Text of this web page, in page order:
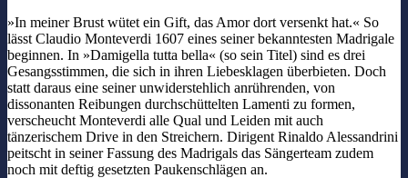
»In meiner Brust wütet ein Gift, das Amor dort versenkt hat.« So
lässt Claudio Monteverdi 1607 eines seiner bekanntesten Madrigale
beginnen. In »Damigella tutta bella« (so sein Titel) sind es drei
Gesangsstimmen, die sich in ihren Liebesklagen überbieten. Doch
statt daraus eine seiner unwiderstehlich anrührenden, von
dissonanten Reibungen durchschüttelten Lamenti zu formen,
verscheucht Monteverdi alle Qual und Leiden mit auch
tänzerischem Drive in den Streichern. Dirigent Rinaldo Alessandrini
peitscht in seiner Fassung des Madrigals das Sängerteam zudem
noch mit deftig gesetzten Paukenschlägen an.